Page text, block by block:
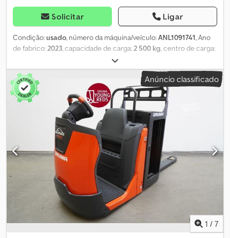
Solicitar Ligar
Condição:usado, número da máquina/veículo:ANL1091741, Ano
de fabrico:2023, capacidade de carga:2 500 kg, centro de carga:
, capacidade da bateria:620 Ah
largura do suporte de garfos:520 mm, comprimento do garfo:
2 400 mm
1 250 kg , combustível:eletricidade, -
Aquamatic a bateria - Conector de veículo REMA 160A - Troca
lateral de bateria com rolos - Execução de garfos 520 - 2400 - 188
mm - Grade de proteção de carga: 2100 mm acima do piso -
Limitador de velocidade: 12 km/h - Coluna de direção ajustável em
altura - Controlo de acesso: interruptor de chave - Proteção
frontal para pés - Almofada de joelho - Rodízio de apoio simples -
Velocidade de condução 12 km/h - Posto de trabalho totalmente
suspenso - Troca lateral - 4PzS - alta - Movimento em passo
apenas para frente - Grade de proteção de carga - h = 2100 mm -
Guiador ajustável em altura - Documentação técnica DE - -
MÁQUINA DE ARMAZÉM NOVA - - LSP 0.6 Crodpozifxbjfx Ah Rof
Ref: ANL1091741
Anúncio classificado
1 / 7